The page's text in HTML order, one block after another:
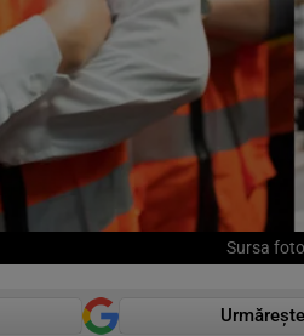
Sursa